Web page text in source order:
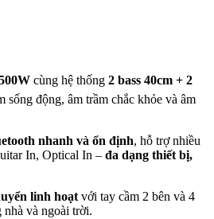
cùng hệ thống 2 bass 40cm + 2
sống động, âm trầm chắc khỏe và âm
nhanh và ổn định, hỗ trợ nhiều
In, Optical In – đa dạng thiết bị,
linh hoạt với tay cầm 2 bên và 4
nhà và ngoài trời.